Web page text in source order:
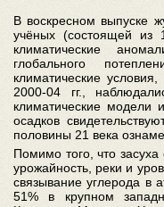
В воскресном выпуске
учёных (состоящей из
климатические
глобального
климатические
2000-04 гг.,
климатические модели
осадков
половины 21 века
Помимо того, что засуха
урожайность, реки и
связывание углерода в
51% в крупном